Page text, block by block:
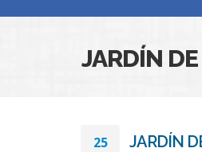
JARDÍN
25 JARDÍN